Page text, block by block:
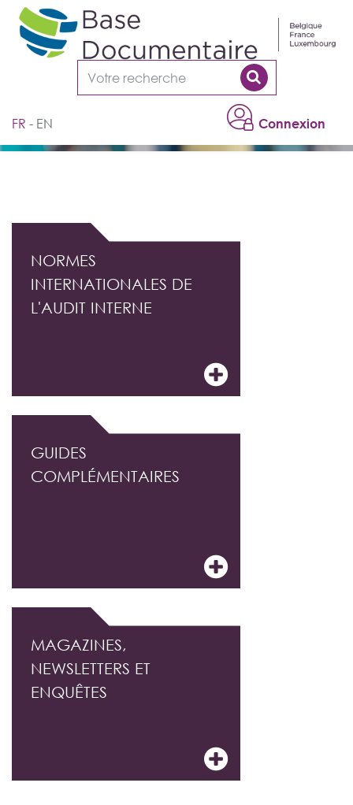
Connexion
FR EN
NORMES
INTERNATIONALES DE
L'AUDIT INTERNE
GUIDES
COMPLÉMENTAIRES
MAGAZINES,
NEWSLETTERS ET
ENQUÊTES
Cookies management panel